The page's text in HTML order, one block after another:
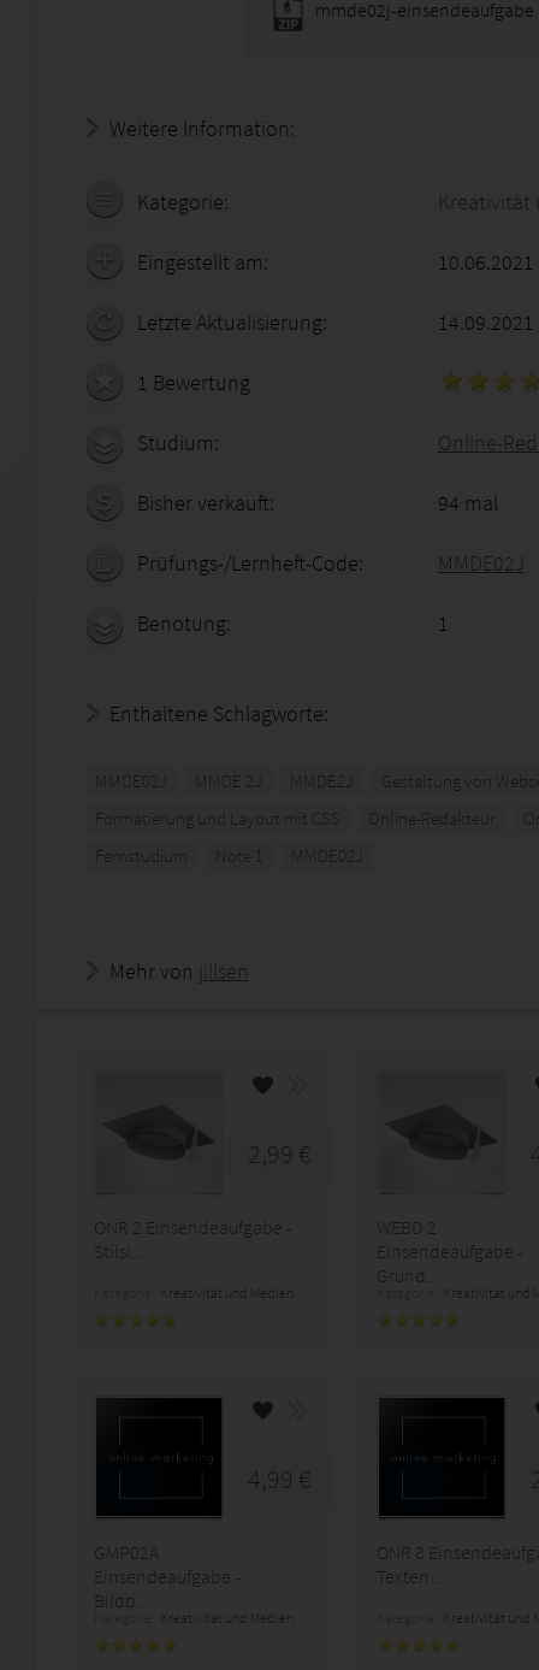
mmde02j-
Weitere Information:
Kategorie: Kreativität
Eingestellt am:
Letzte Aktualisierung: 14.09.2021
1 Bewertung
Studium: Online-
Bisher verkauft: 94 mal
Prüfungs-/Lernheft-Code: MMDE02J
Benotung: 1
Enthaltene Schlagworte:
MMDE02J MMDE 2J MMDE2J
Gestaltung von
Formatierung und Layout mit CSS
Online-Redakteur
Fernstudium
Note 1 MMDE02J
Mehr von jillsen
2,99 €
ONR 2 Einsendeaufgabe -
Stilsi...
Kreativität und Medien
WEBD 2
Einsendeaufgabe -
Grund...
Kreativität und
4,99 €
GMP02A
Einsendeaufgabe -
Bildb...
Kreativität und Medien
ONR 8
Texten...
Kreativität und